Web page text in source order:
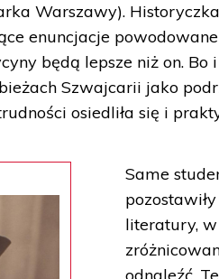
Warszawy).
enuncjacje
będą lepsze niż on. Bo
Szwajcarii jako
osiedliła się i
Same
literatury,